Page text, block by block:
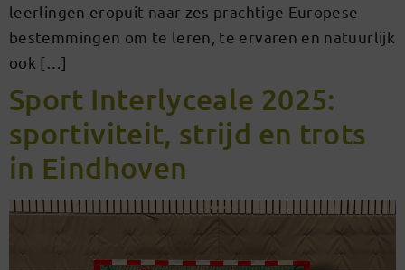
leerlingen eropuit naar zes prachtige Europese
bestemmingen om te leren, te ervaren en natuurlijk
ook […]
Sport Interlyceale 2025:
sportiviteit, strijd en trots
in Eindhoven